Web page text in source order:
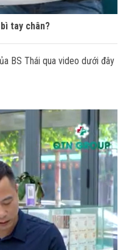
tay chân?
BS Thái qua video dưới đây